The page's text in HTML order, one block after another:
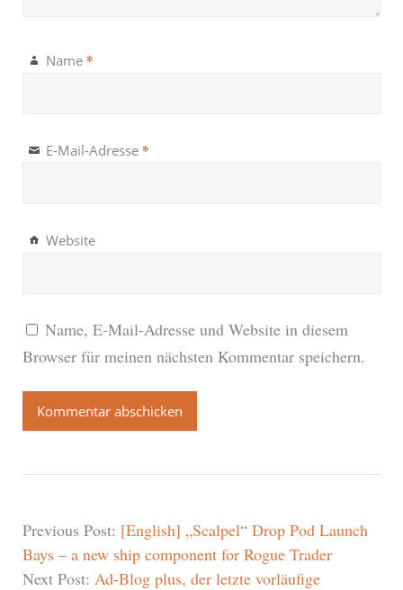
Name *
E-Mail-Adresse *
Website
Name, E-Mail-Adresse und Website in diesem
Browser für meinen nächsten Kommentar speichern.
Previous Post: [English] „Scalpel“ Drop Pod Launch
Bays – a new ship component for Rogue Trader
Next Post: Ad-Blog plus, der letzte vorläufige